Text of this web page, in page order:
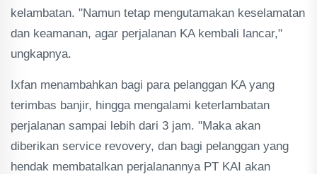
kelambatan. "Namun tetap mengutamakan keselamatan
dan keamanan, agar perjalanan KA kembali lancar,"
ungkapnya.
Ixfan menambahkan bagi para pelanggan KA yang
terimbas banjir, hingga mengalami keterlambatan
perjalanan sampai lebih dari 3 jam. "Maka akan
diberikan service revovery, dan bagi pelanggan yang
hendak membatalkan perjalanannya PT KAI akan